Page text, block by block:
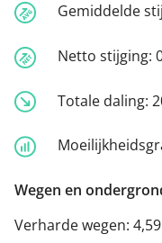
Gemiddelde
Netto stijging:
Totale daling:
Wegen en
Verharde wegen: